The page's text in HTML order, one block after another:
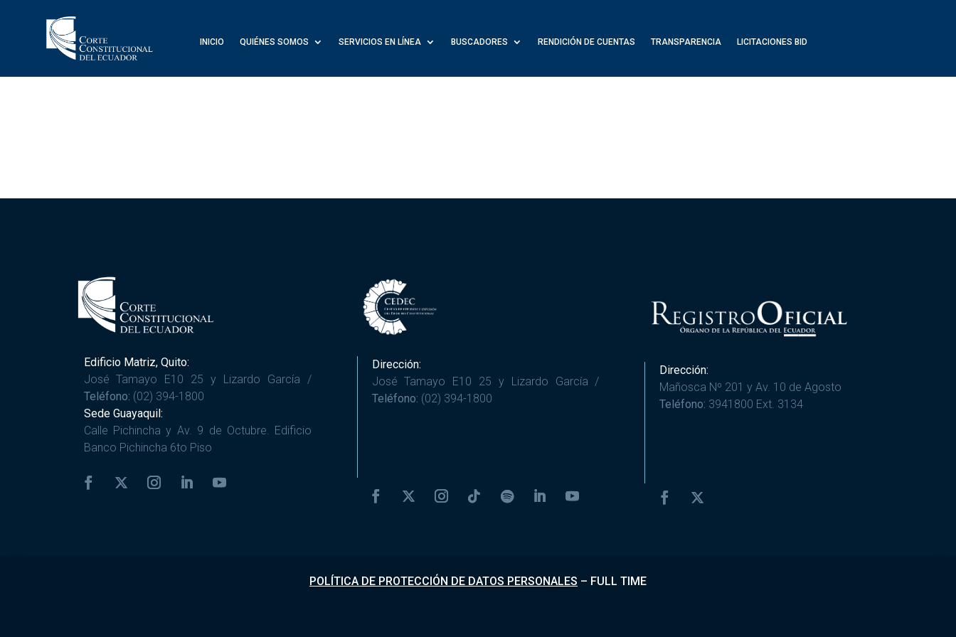
INICIO QUIÉNES SOMOS SERVICIOS EN LÍNEA BUSCADORES RENDICIÓN DE CUENTAS TRANSPARENCIA LICITACIONES BID
Edificio Matriz, Quito:
José Tamayo E10 25 y Lizardo García /
Teléfono: (02) 394-1800
Sede Guayaquil:
Calle Pichincha y Av. 9 de Octubre. Edificio
Banco Pichincha 6to Piso
Dirección:
José Tamayo E10 25 y Lizardo García /
Teléfono: (02) 394-1800
Dirección:
Mañosca Nº 201 y Av. 10 de Agosto
Teléfono: 3941800 Ext. 3134
POLÍTICA DE PROTECCIÓN DE DATOS PERSONALES – FULL TIME